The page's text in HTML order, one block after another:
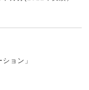
ョン」